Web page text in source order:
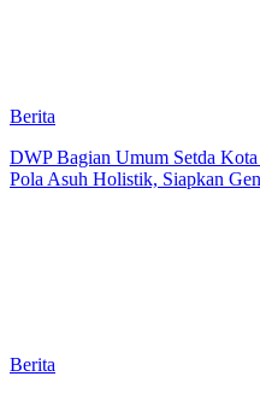
Berita
DWP Bagian Umum Setda
Pola Asuh Holistik, Siapkan
Berita